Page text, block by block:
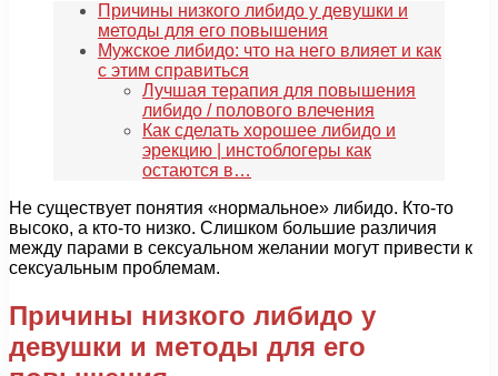
Причины низкого либидо у девушки и
методы для его повышения
Мужское либидо: что на него влияет и как
с этим справиться
Лучшая терапия для повышения
либидо / полового влечения
Как сделать хорошее либидо и
эрекцию | инстоблогеры как
остаются в…
Не существует понятия «нормальное» либидо. Кто-то
высоко, а кто-то низко. Слишком большие различия
между парами в сексуальном желании могут привести к
сексуальным проблемам.
Причины низкого либидо у
девушки и методы для его